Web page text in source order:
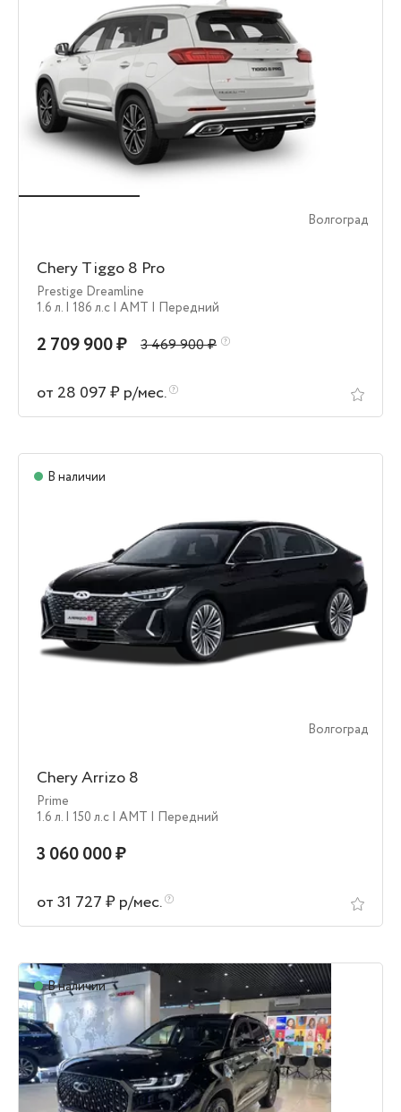
Волгоград
Chery Tiggo 8 Pro
Prestige Dreamline
1.6 л. | 186 л.c | AMT | Передний
2 709 900 ₽ 3 469 900 ₽
от 28 097 ₽ р/мес.
В наличии
Волгоград
Chery Arrizo 8
Prime
1.6 л. | 150 л.c | AMT | Передний
3 060 000 ₽
от 31 727 ₽ р/мес.
В наличии